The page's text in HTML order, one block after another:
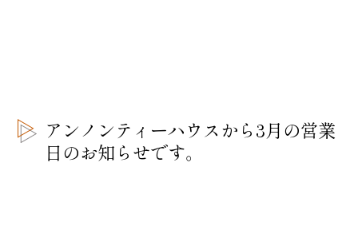
アンノンティーハウスから3月の営業
日のお知らせです。